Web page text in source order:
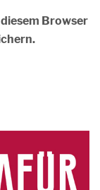
Browser